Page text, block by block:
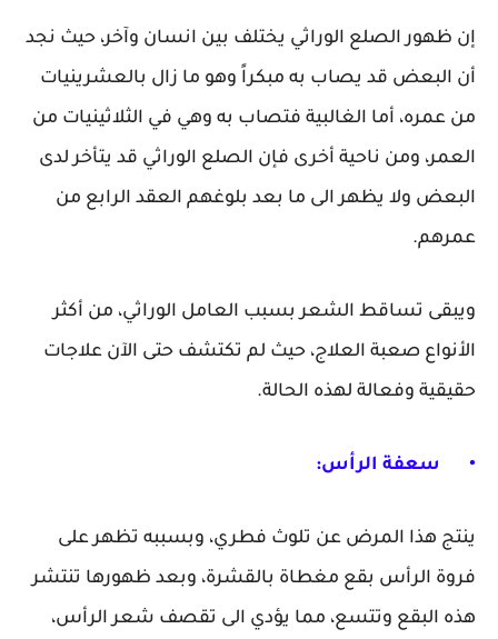
إن ظهور الصلع الوراثي يختلف بين انسان وآخر، حيث نجد
أن البعض قد يصاب به مبكراً وهو ما زال بالعشرينيات
من عمره، أما الغالبية فتصاب به وهي في الثلاثينيات من
العمر، ومن ناحية أخرى فإن الصلع الوراثي قد يتأخر لدى
البعض ولا يظهر الى ما بعد بلوغهم العقد الرابع من
عمرهم.
ويبقى تساقط الشعر بسبب العامل الوراثي، من أكثر
الأنواع صعبة العلاج، حيث لم تكتشف حتى الآن علاجات
حقيقية وفعالة لهذه الحالة.
• سعفة الرأس:
ينتج هذا المرض عن تلوث فطري، وبسببه تظهر على
فروة الرأس بقع مغطاة بالقشرة، وبعد ظهورها تنتشر
هذه البقع وتتسع، مما يؤدي الى تقصف شعر الرأس،